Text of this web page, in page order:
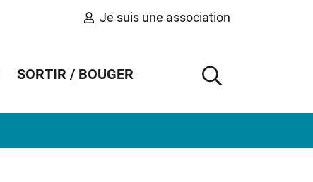
Je suis une association
SORTIR / BOUGER
AFFICHER